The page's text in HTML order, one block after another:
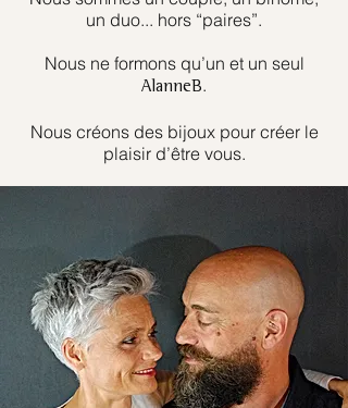
un duo... hors “paires”.
Nous ne formons qu’un et un seul
AlanneB.
Nous créons des bijoux pour créer le
plaisir d’être vous.